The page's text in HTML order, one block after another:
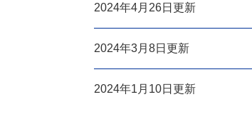
2024年4月26日更新
2024年3月8日更新
2024年1月10日更新